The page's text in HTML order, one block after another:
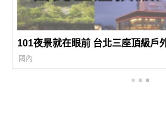
101夜景就在眼前 台北三座頂級戶
國內